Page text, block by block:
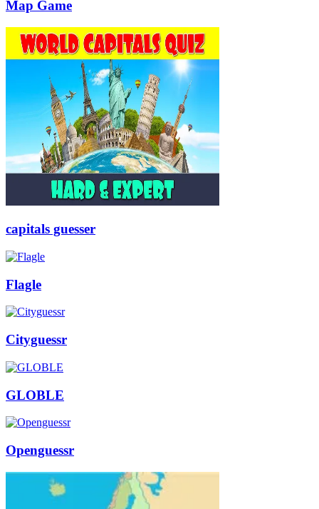
Map Game
capitals guesser
Flagle
Cityguessr
GLOBLE
Openguessr